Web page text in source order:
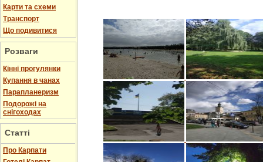
Карти та схеми
Транспорт
Що подивитися
Розваги
Кінні прогулянки
Купання в чанах
Парапланеризм
Подорожі на
снігоходах
Статті
Про Карпати